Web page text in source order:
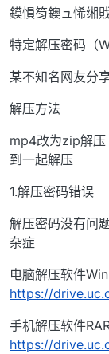
鏌愪笉鐭ュ悕缃
特定解压密码（
某不知名网友分
解压方法
mp4改为zip解
到一起解压
1.解压密码错误
解压密码没有问
杂症
电脑解压软件
https://
手机解压软件RAR
https://